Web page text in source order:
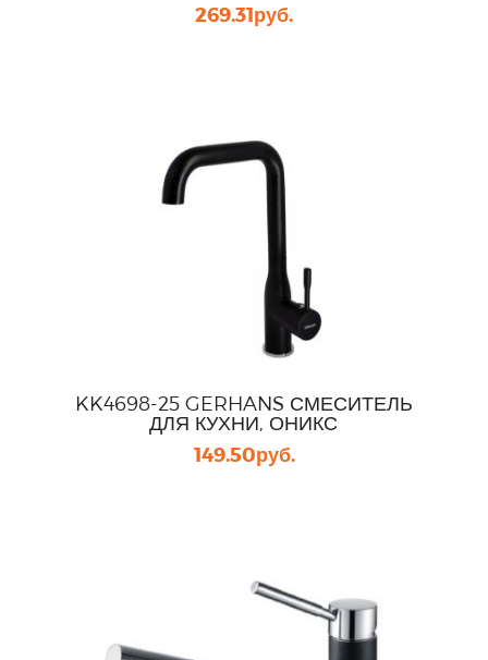
269.31руб.
KK4698-25 GERHANS СМЕСИТЕЛЬ
ДЛЯ КУХНИ, ОНИКС
149.50руб.